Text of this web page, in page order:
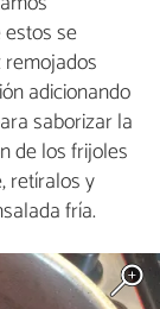
se
adicionando
saborizar la
de los frijoles
retíralos y
fría.